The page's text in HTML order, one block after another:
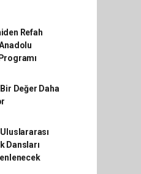
Refah
Değer Daha
Dansları